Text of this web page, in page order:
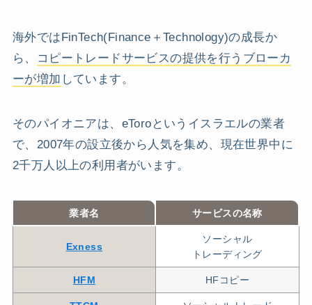
海外ではFinTech(Finance＋Technology)の成長か
ら、
コピートレードサービスの提供を行うブローカ
ーが増加 しています。
そのパイオニアは、eToroというイスラエルの業者
で、2007年の設立後から人気を集め、現在世界中に
2千万人以上の利用者がいます。
業者名 サービスの名称
Exness
ソーシャル
トレーディング
HFM HFコピー